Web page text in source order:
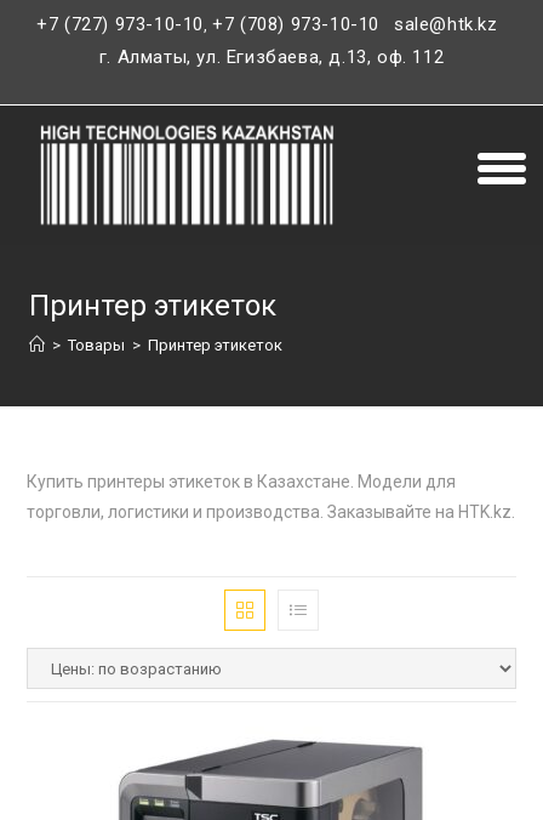
+7 (727) 973-10-10,+7 (708) 973-10-10
sale@htk.kz
г. Алматы, ул. Егизбаева, д.13, оф. 112
Принтер этикеток
> Товары > Принтер этикеток
Купить принтеры этикеток в Казахстане. Модели для
торговли, логистики и производства. Заказывайте на HTK.kz.